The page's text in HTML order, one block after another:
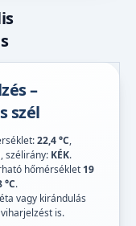
–
szél
22,4 °C,
, szélirány: KÉK.
hőmérséklet 19
°C.
vagy kirándulás
is.